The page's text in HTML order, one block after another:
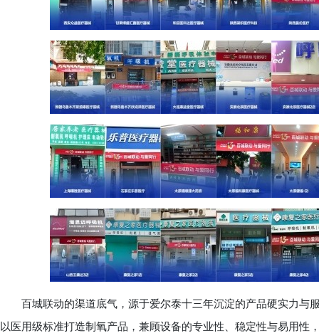
百城联动的渠道底气，源于爱尔泰十三年沉淀的产品硬实力与
以医用级标准打造制氧产品，兼顾设备的专业性、稳定性与易用